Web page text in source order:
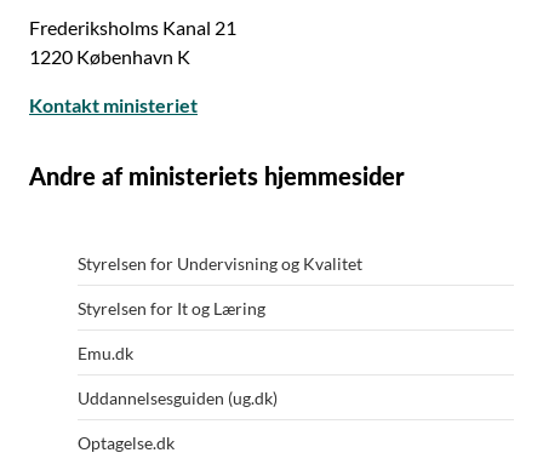
Frederiksholms Kanal 21
1220 København K
Kontakt ministeriet
Andre af ministeriets hjemmesider
Styrelsen for Undervisning og Kvalitet
Styrelsen for It og Læring
Emu.dk
Uddannelsesguiden (ug.dk)
Optagelse.dk